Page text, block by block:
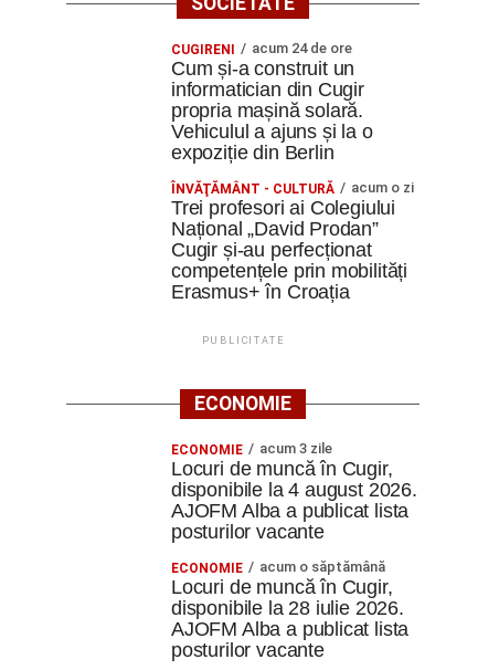
CUGIRENI acum 24 de ore
Cum și-a construit un
informatician din Cugir
propria mașină solară.
Vehiculul a ajuns și la o
expoziție din Berlin
ÎNVĂŢĂMÂNT - CULTURĂ acum o zi
Trei profesori ai Colegiului
Național „David Prodan”
Cugir și-au perfecționat
competențele prin mobilități
Erasmus+ în Croația
PUBLICITATE
ECONOMIE
ECONOMIE acum 3 zile
Locuri de muncă în Cugir,
disponibile la 4 august 2026.
AJOFM Alba a publicat lista
posturilor vacante
ECONOMIE acum o săptămână
Locuri de muncă în Cugir,
disponibile la 28 iulie 2026.
AJOFM Alba a publicat lista
posturilor vacante